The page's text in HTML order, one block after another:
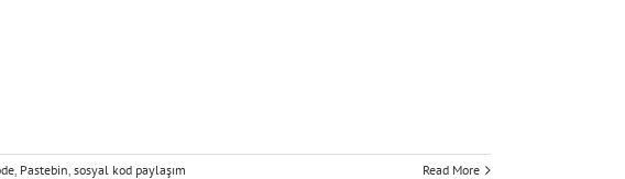
, Pastebin, sosyal kod paylaşım
Read More